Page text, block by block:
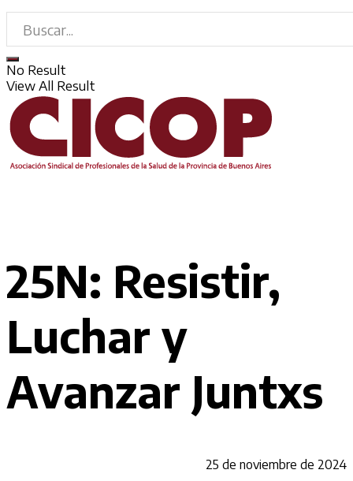
No Result
View All Result
25N: Resistir,
Luchar y
Avanzar Juntxs
25 de noviembre de 2024